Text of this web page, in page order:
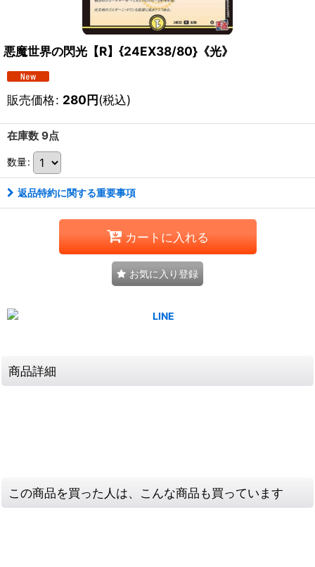
悪魔世界の閃光【R】{24EX38/80}《光》
販売価格: 280円(税込)
在庫数 9点
数量:
返品特約に関する重要事項
カートに入れる
お気に入り登録
商品詳細
この商品を買った人は、こんな商品も買っています